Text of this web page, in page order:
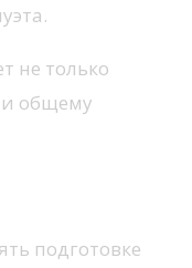
не только
общему
подготовке